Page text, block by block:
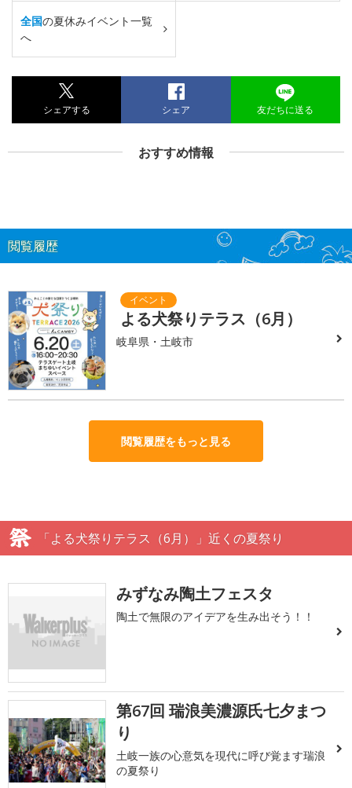
全国の夏休みイベント一覧
へ
シェアする シェア 友だちに送る
おすすめ情報
閲覧履歴
よる犬祭りテラス（6月）
岐阜県・土岐市
閲覧履歴をもっと見る
「よる犬祭りテラス（6月）」近くの夏祭り
みずなみ陶土フェスタ
陶土で無限のアイデアを生み出そう！！
第67回 瑞浪美濃源氏七夕まつ
り
土岐一族の心意気を現代に呼び覚ます瑞浪
の夏祭り